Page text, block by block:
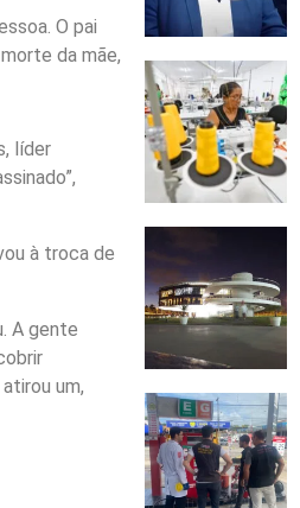
O pai
da mãe,
líder
à troca de
A gente
um,